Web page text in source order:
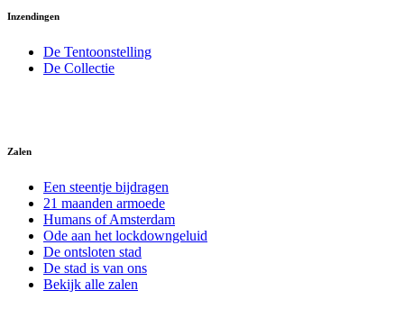
Inzendingen
De Tentoonstelling
De Collectie
Zalen
Een steentje bijdragen
21 maanden armoede
Humans of Amsterdam
Ode aan het lockdowngeluid
De ontsloten stad
De stad is van ons
Bekijk alle zalen